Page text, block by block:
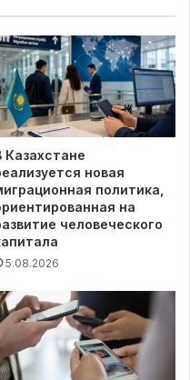
Казахстане
новая
политика,
на
человеческого
5.08.2026